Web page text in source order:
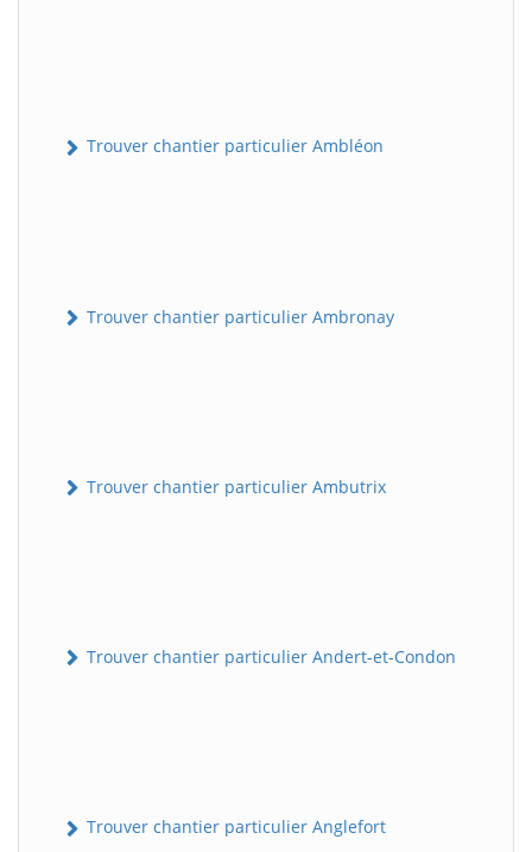
Trouver chantier particulier Ambléon
Trouver chantier particulier Ambronay
Trouver chantier particulier Ambutrix
Trouver chantier particulier Andert-et-Condon
Trouver chantier particulier Anglefort